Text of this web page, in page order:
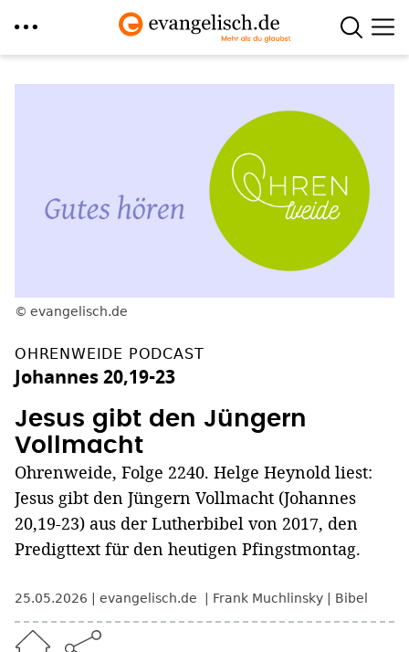
evangelisch.de
OHRENWEIDE PODCAST
Johannes 20,19-23
Jesus gibt den Jüngern
Vollmacht
Ohrenweide, Folge 2240. Helge Heynold liest:
Jesus gibt den Jüngern Vollmacht (Johannes
20,19-23) aus der Lutherbibel von 2017, den
Predigttext für den heutigen Pfingstmontag.
25.05.2026 evangelisch.de Frank Muchlinsky Bibel